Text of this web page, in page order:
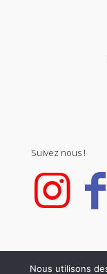
Suivez nous !
Nous utilisons